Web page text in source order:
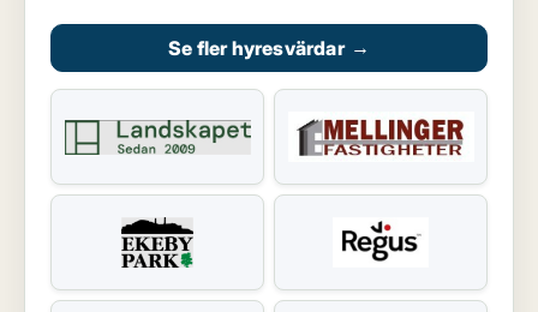
Se fler hyresvärdar →